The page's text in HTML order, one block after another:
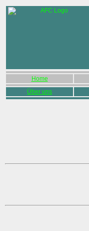
Home
Über uns